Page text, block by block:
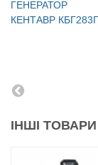
ГЕНЕРАТОР
КЕНТАВР КБГ283Г
ІНШІ